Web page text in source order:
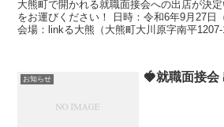
大熊町で開かれる就職面接会への出店が決
をお運びください！ 日時：令和6年9月27
会場：linkる大熊（大熊町大川原字南平
お知らせ 🍓就職面接会